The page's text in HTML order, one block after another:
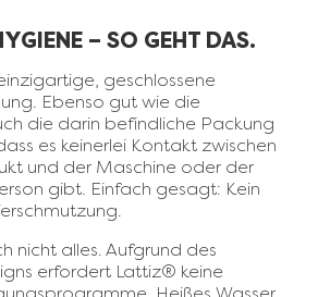
– SO GEHT DAS.
geschlossene
Ebenso gut wie die
die darin befindliche Packung
es keinerlei Kontakt zwischen
und der Maschine oder der
gibt. Einfach gesagt: Kein
nicht alles. Aufgrund des
erfordert Lattiz® keine